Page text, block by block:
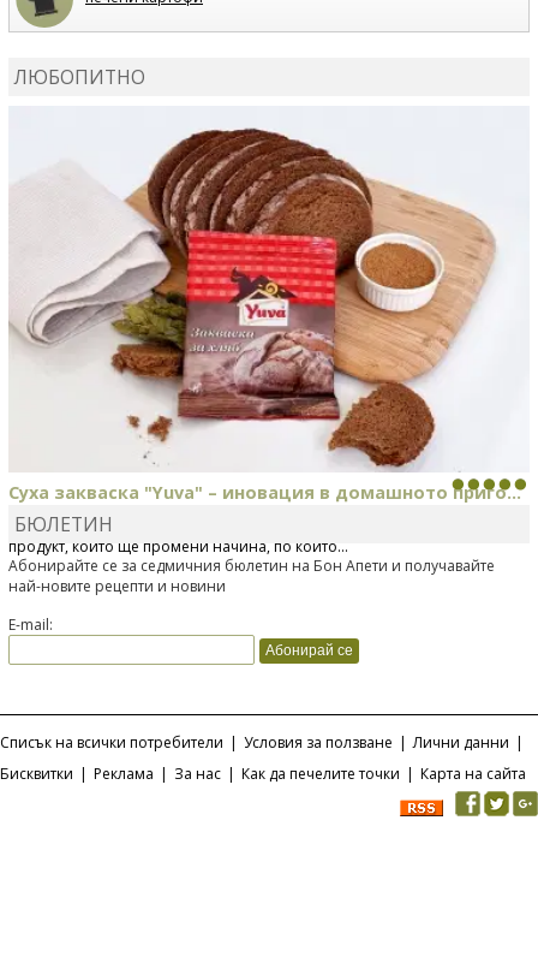
ЛЮБОПИТНО
Суха закваска "Yuva" – иновация в домашното приго...
Отскоро Лесафр България стартира предлагането на изцяло нов
продукт, който ще промени начина, по който...
БЮЛЕТИН
Абонирайте се за седмичния бюлетин на Бон Апети и получавайте
най-новите рецепти и новини
E-mail:
Списък на всички потребители | Условия за ползване | Лични данни |
Бисквитки | Реклама | За нас | Как да печелите точки | Карта на сайта